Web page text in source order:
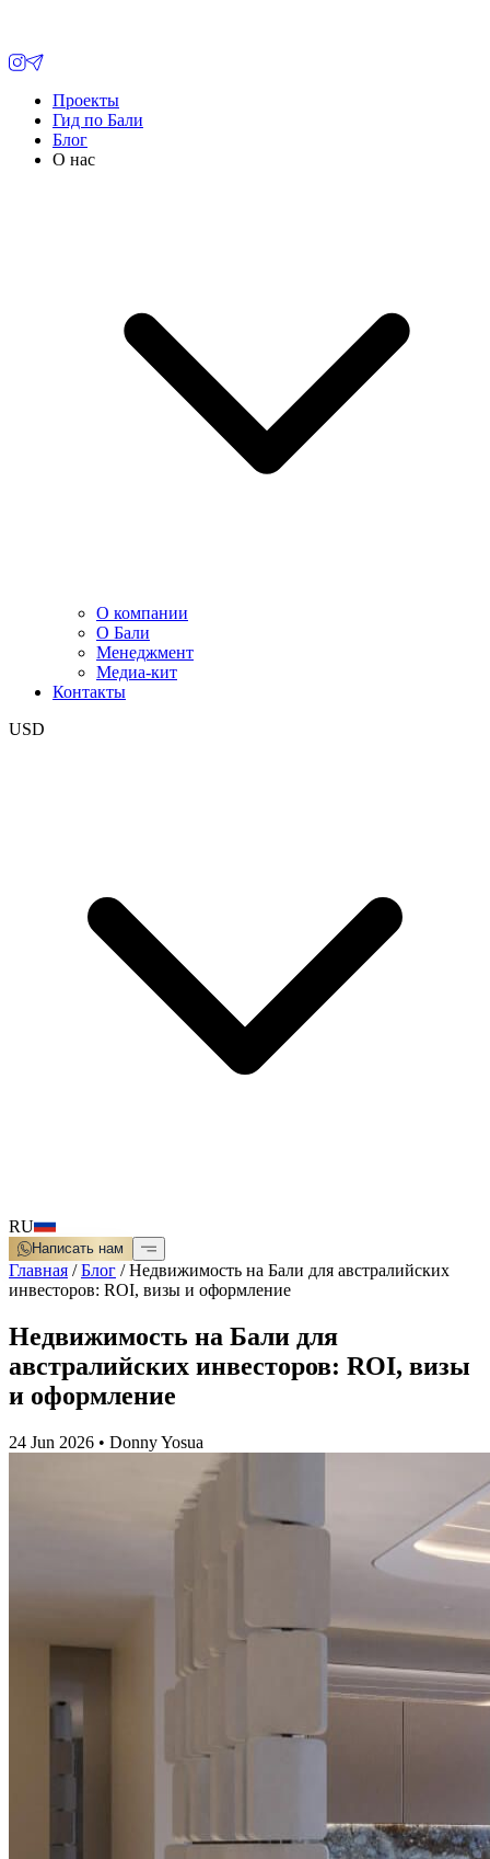
Проекты
Гид по Бали
Блог
О нас
О компании
О Бали
Менеджмент
Медиа-кит
Контакты
USD
RU
Написать нам
Главная /Блог /Недвижимость на Бали для австралийских
инвесторов: ROI, визы и оформление
Недвижимость на Бали для
австралийских инвесторов: ROI, визы
и оформление
24 Jun 2026 • Donny Yosua